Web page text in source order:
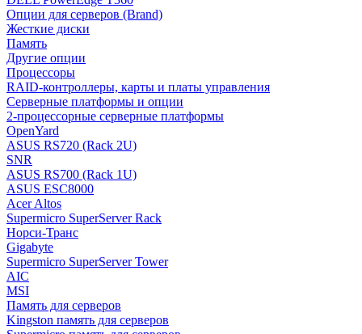
Опции для серверов (Brand)
Жесткие диски
Память
Другие опции
Процессоры
RAID-контроллеры, карты и платы управления
Серверные платформы и опции
2-процессорные серверные платформы
OpenYard
ASUS RS720 (Rack 2U)
SNR
ASUS RS700 (Rack 1U)
ASUS ESC8000
Acer Altos
Supermicro SuperServer Rack
Норси-Транс
Gigabyte
Supermicro SuperServer Tower
AIC
MSI
Память для серверов
Kingston память для серверов